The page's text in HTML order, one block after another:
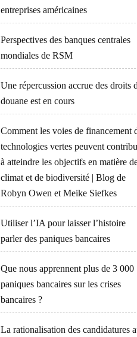
entreprises américaines
Perspectives des banques centrales
mondiales de RSM
Une répercussion accrue des droits
douane est en cours
Comment les voies de financement
technologies vertes peuvent
à atteindre les objectifs en matière
climat et de biodiversité | Blog de
Robyn Owen et Meike Siefkes
Utiliser l’IA pour laisser l’histoire
parler des paniques bancaires
Que nous apprennent plus de 3 000
paniques bancaires sur les crises
bancaires ?
La rationalisation des candidatures